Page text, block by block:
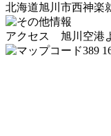
北海道旭川市西神楽
アクセス 旭川空港
389